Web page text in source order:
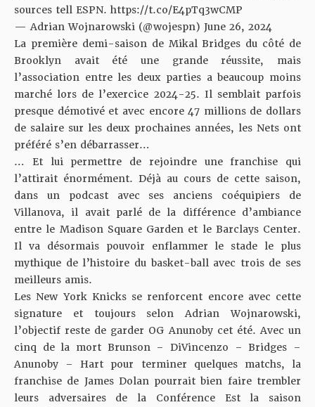
sources tell ESPN. https://t.co/E4pTq3wCMP
— Adrian Wojnarowski (@wojespn) June 26, 2024
La première demi-saison de Mikal Bridges du côté de
Brooklyn avait été une grande réussite, mais
l’association entre les deux parties a beaucoup moins
marché lors de l’exercice 2024-25. Il semblait parfois
presque démotivé et avec encore 47 millions de dollars
de salaire sur les deux prochaines années, les Nets ont
préféré s’en débarrasser…
… Et lui permettre de rejoindre une franchise qui
l’attirait énormément. Déjà au cours de cette saison,
dans un podcastavec ses anciens coéquipiers de
Villanova, il avait parlé de la différence d’ambiance
entre le Madison Square Garden et le Barclays Center.
Il va désormais pouvoir enflammer le stade le plus
mythique de l’histoire du basket-ball avec trois de ses
meilleurs amis.
Les New York Knicks se renforcent encore avec cette
signature et toujours selon Adrian Wojnarowski,
l’objectif reste de garder OG Anunobycet été. Avec un
cinq de la mort Brunson – DiVincenzo – Bridges –
Anunoby – Hart pour terminer quelques matchs, la
franchise de James Dolan pourrait bien faire trembler
leurs adversaires de la Conférence Est la saison